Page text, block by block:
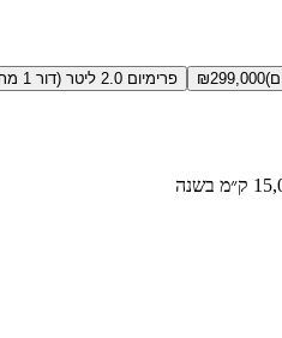
₪299,000 פרימיום 2.0 ליטר (דור 1 מתיחת פנים)